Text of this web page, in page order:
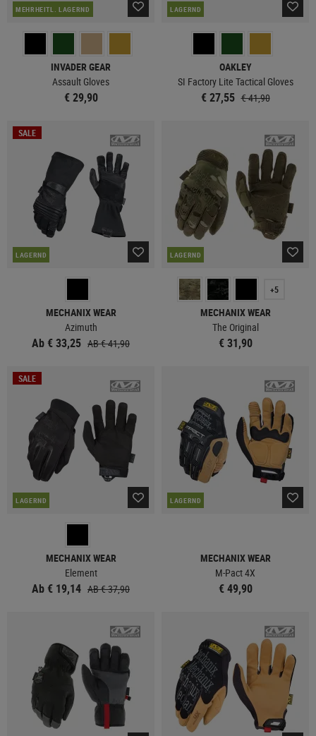
MEHRHEITL. LAGERND
INVADER GEAR
Assault Gloves
€ 29,90
LAGERND
OAKLEY
SI Factory Lite Tactical Gloves
€ 27,55 € 41,90
SALE
LAGERND
MECHANIX WEAR
Azimuth
Ab € 33,25 AB € 41,90
LAGERND
+5
MECHANIX WEAR
The Original
€ 31,90
SALE
LAGERND
MECHANIX WEAR
Element
Ab € 19,14 AB € 37,90
LAGERND
MECHANIX WEAR
M-Pact 4X
€ 49,90